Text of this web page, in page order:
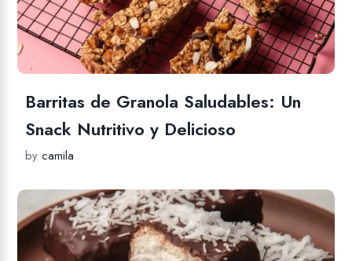
Barritas de Granola Saludables: Un
Snack Nutritivo y Delicioso
bycamila